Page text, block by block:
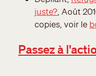
juste? , Août
copies, voir le
Passez à